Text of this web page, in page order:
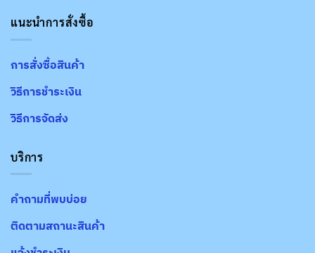
แนะนำการสั่งซื้อ
การสั่งซื้อสินค้า
วิธีการชำระเงิน
วิธีการจัดส่ง
บริการ
คำถามที่พบบ่อย
ติดตามสถานะสินค้า